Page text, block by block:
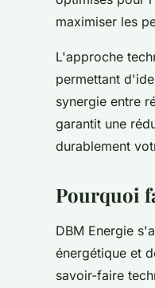
maximiser les
L'approche
permettant
synergie entre
garantit une
durablement
Pourquoi
DBM Energie
énergétique et
savoir-faire